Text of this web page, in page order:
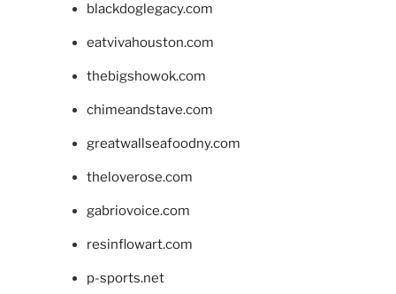
blackdoglegacy.com
eatvivahouston.com
thebigshowok.com
chimeandstave.com
greatwallseafoodny.com
theloverose.com
gabriovoice.com
resinflowart.com
p-sports.net